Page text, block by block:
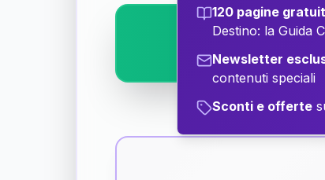
120 pagine
Destino: la Guida
Newsletter
contenuti speciali
Sconti e offerte